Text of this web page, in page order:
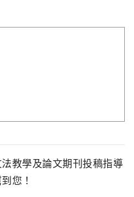
教學及論文期刊投稿指導
您！